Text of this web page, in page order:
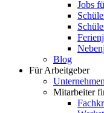
Jobs
Blog
Für Arbeitgeber
Mitarbeiter